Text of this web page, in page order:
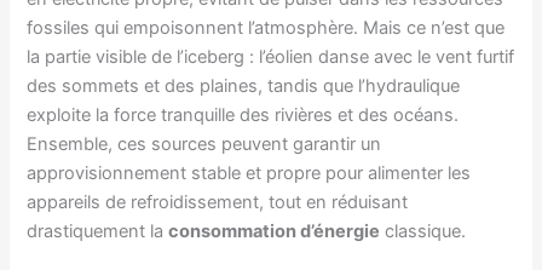
fossiles qui empoisonnent l’atmosphère. Mais ce n’est que
la partie visible de l’iceberg : l’éolien danse avec le vent furtif
des sommets et des plaines, tandis que l’hydraulique
exploite la force tranquille des rivières et des océans.
Ensemble, ces sources peuvent garantir un
approvisionnement stable et propre pour alimenter les
appareils de refroidissement, tout en réduisant
drastiquement laconsommation d’énergie classique.